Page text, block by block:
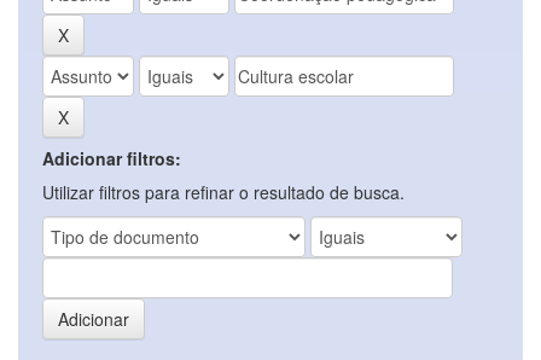
Adicionar filtros:
Utilizar filtros para refinar o resultado de busca.